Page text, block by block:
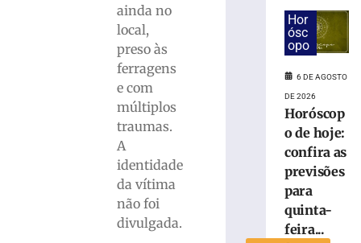
ainda no
local,
preso às
ferragens
e com
múltiplos
traumas.
A
identidade
da vítima
não foi
divulgada.
residência
Bairro
Claras
Hor
ósc
opo
6 DE AGOSTO
DE 2026
Horóscop
o de hoje:
confira as
previsões
para
quinta-
feira...